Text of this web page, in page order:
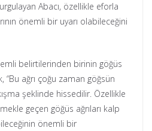
Abacı, özellikle eforla
önemli bir uyarı olabileceğini
belirtilerinden birinin göğüs
“Bu ağrı çoğu zaman göğsün
şeklinde hissedilir. Özellikle
geçen göğüs ağrıları kalp
önemli bir